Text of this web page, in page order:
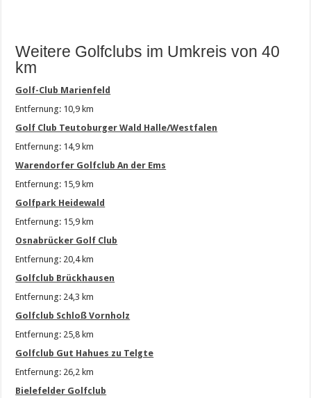
Weitere Golfclubs im Umkreis von 40
km
Golf-Club Marienfeld
Entfernung: 10,9 km
Golf Club Teutoburger Wald Halle/Westfalen
Entfernung: 14,9 km
Warendorfer Golfclub An der Ems
Entfernung: 15,9 km
Golfpark Heidewald
Entfernung: 15,9 km
Osnabrücker Golf Club
Entfernung: 20,4 km
Golfclub Brückhausen
Entfernung: 24,3 km
Golfclub Schloß Vornholz
Entfernung: 25,8 km
Golfclub Gut Hahues zu Telgte
Entfernung: 26,2 km
Bielefelder Golfclub